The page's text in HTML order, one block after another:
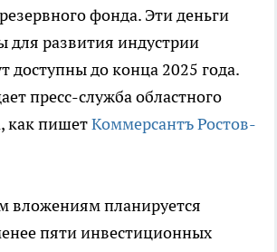
фонда. Эти деньги
для развития индустрии
доступны до конца 2025 года.
пресс-служба областного
как пишетКоммерсантъ Ростов-
вложениям планируется
пяти инвестиционных